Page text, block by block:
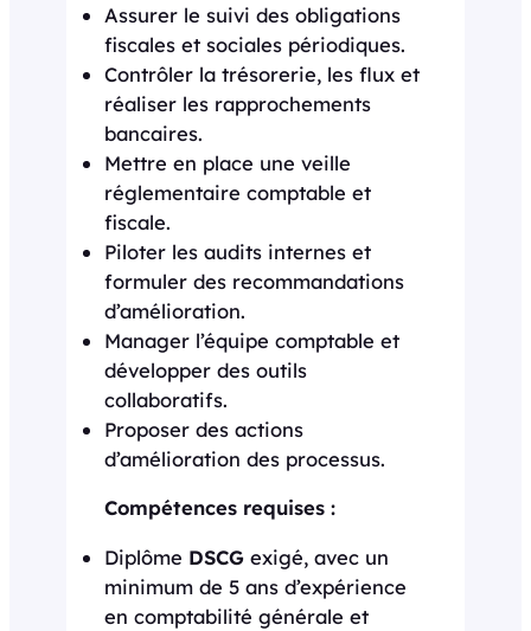
Assurer le suivi des obligations
fiscales et sociales périodiques.
Contrôler la trésorerie, les flux et
réaliser les rapprochements
bancaires.
Mettre en place une veille
réglementaire comptable et
fiscale.
Piloter les audits internes et
formuler des recommandations
d’amélioration.
Manager l’équipe comptable et
développer des outils
collaboratifs.
Proposer des actions
d’amélioration des processus.
Compétences requises :
Diplôme DSCG exigé, avec un
minimum de 5 ans d’expérience
en comptabilité générale et